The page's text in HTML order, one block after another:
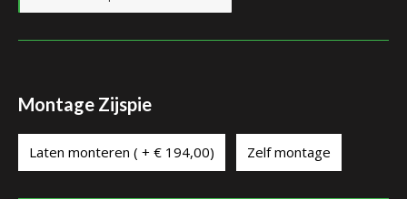
Montage Zijspie
Laten monteren ( + € 194,00) Zelf montage